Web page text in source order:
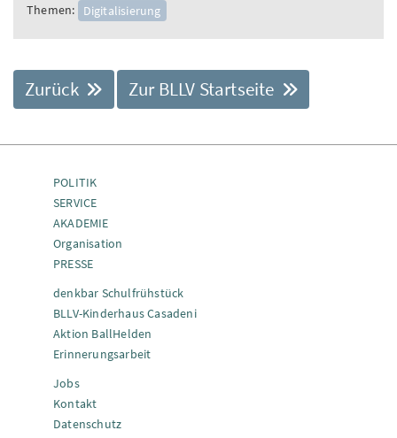
Themen: Digitalisierung
Zurück Zur BLLV Startseite
POLITIK
SERVICE
AKADEMIE
Organisation
PRESSE
denkbar Schulfrühstück
BLLV-Kinderhaus Casadeni
Aktion BallHelden
Erinnerungsarbeit
Jobs
Kontakt
Datenschutz